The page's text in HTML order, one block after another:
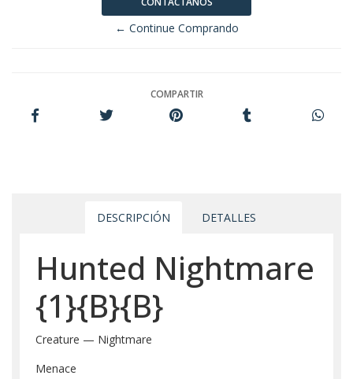
← Continue Comprando
COMPARTIR
DESCRIPCIÓN DETALLES
Hunted Nightmare
{1}{B}{B}
Creature — Nightmare
Menace